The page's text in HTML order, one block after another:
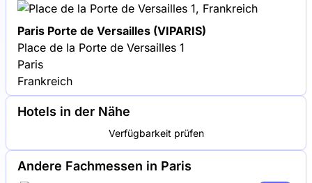
Paris Porte de Versailles (VIPARIS)
Place de la Porte de Versailles 1
Paris
Frankreich
Hotels in der Nähe
Verfügbarkeit prüfen
Andere Fachmessen in Paris